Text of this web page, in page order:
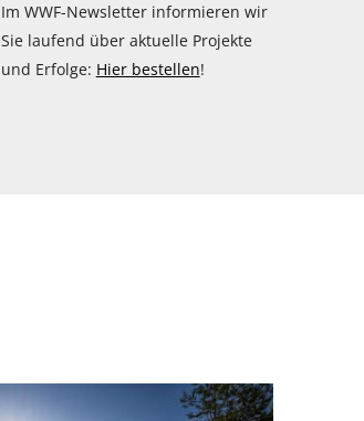
Im WWF-Newsletter informieren wir
Sie laufend über aktuelle Projekte
und Erfolge: Hier bestellen!